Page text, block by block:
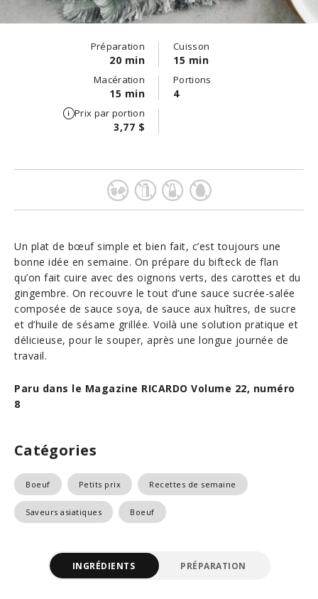
Préparation
20 min
Cuisson
15 min
Macération
15 min
Portions
4
Prix par portion
3,77 $
Un plat de bœuf simple et bien fait, c’est toujours une
bonne idée en semaine. On prépare du bifteck de flan
qu’on fait cuire avec des oignons verts, des carottes et du
gingembre. On recouvre le tout d’une sauce sucrée-salée
composée de sauce soya, de sauce aux huîtres, de sucre
et d’huile de sésame grillée. Voilà une solution pratique et
délicieuse, pour le souper, après une longue journée de
travail.
Paru dans le Magazine RICARDO Volume 22, numéro
8
Catégories
Boeuf Petits prix Recettes de semaine
Saveurs asiatiques Boeuf
INGRÉDIENTS PRÉPARATION